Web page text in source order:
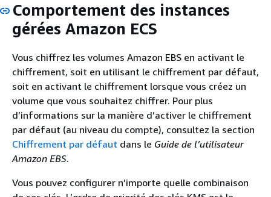
Comportement des instances
gérées Amazon ECS
Vous chiffrez les volumes Amazon EBS en activant le
chiffrement, soit en utilisant le chiffrement par défaut,
soit en activant le chiffrement lorsque vous créez un
volume que vous souhaitez chiffrer. Pour plus
d’informations sur la manière d’activer le chiffrement
par défaut (au niveau du compte), consultez la section
Chiffrement par défaut dans le Guide de l’utilisateur
Amazon EBS.
Vous pouvez configurer n’importe quelle combinaison